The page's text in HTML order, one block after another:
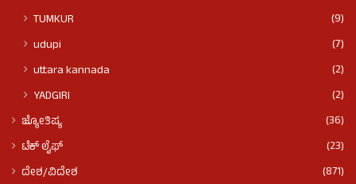
TUMKUR
(9)
udupi
(7)
uttara kannada
(2)
YADGIRI
(2)
ಜ್ಯೋತಿಷ್ಯ
(36)
ಟೆಕ್ ಲೈಫ್
(23)
ದೇಶ/ವಿದೇಶ
(871)